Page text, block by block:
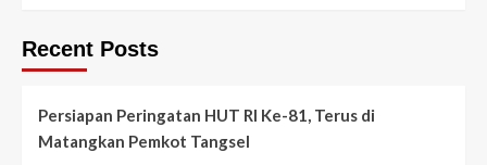
Recent Posts
Persiapan Peringatan HUT RI Ke-81, Terus di
Matangkan Pemkot Tangsel